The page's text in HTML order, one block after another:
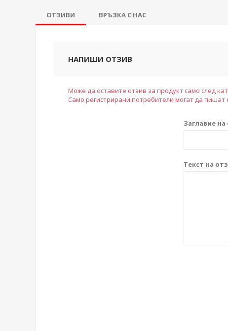
ОТЗИВИ ВРЪЗКА С НАС
НАПИШИ ОТЗИВ
Може да оставите отзив за продукт само след
Само регистрирани потребители могат да пишат
Заглавие на
Текст на